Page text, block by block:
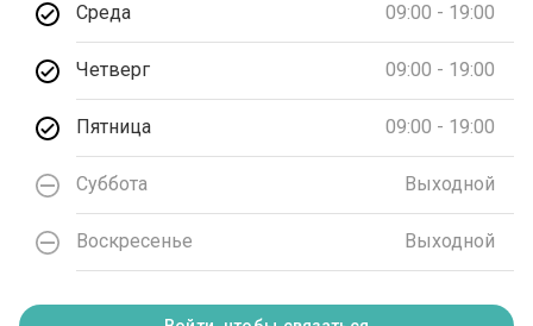
Среда 09:00 - 19:00
Четверг 09:00 - 19:00
Пятница 09:00 - 19:00
Суббота Выходной
Воскресенье Выходной